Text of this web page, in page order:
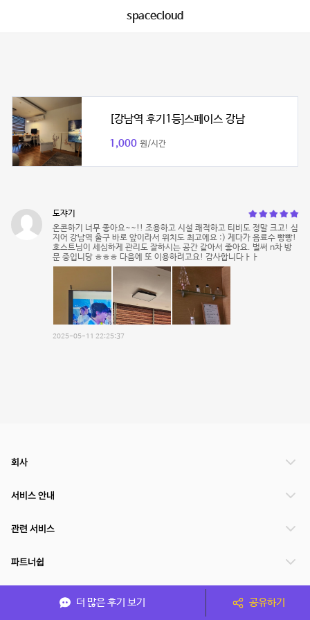
spacecloud
[강남역 후기1등]스페이스 강남
1,000 원/시간
도쟈기
온콘하기 너무 좋아요~~!! 조용하고 시설 쾌적하고 티비도 정말 크고! 심
지어 강남역 출구 바로 앞이라서 위치도 최고에요 :) 게다가 음료수 빵빵!
호스트님이 세심하게 관리도 잘하시는 공간 같아서 좋아요. 벌써 n차 방
문 중입니당 ㅎㅎㅎ 다음에 또 이용하려고요! 감사합니다ㅏㅏ
2025-05-11 22:25:37
더 많은 후기 보기 공유하기
회사
서비스 안내
관련 서비스
파트너쉽
서비스 제공 국가